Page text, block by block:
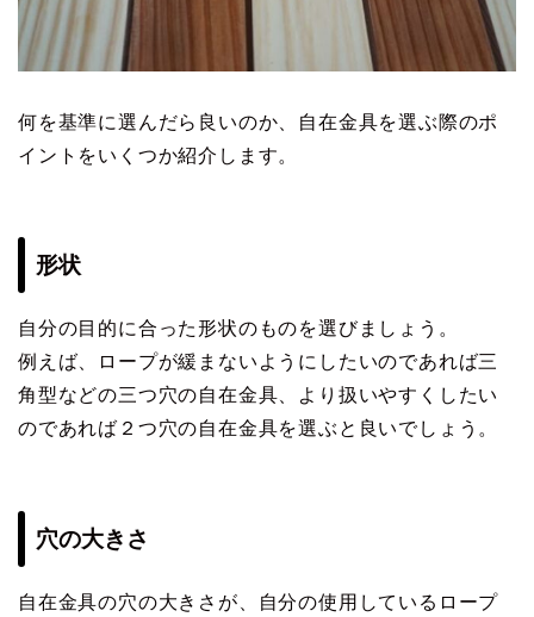
何を基準に選んだら良いのか、自在金具を選ぶ際のポ
イントをいくつか紹介します。
形状
自分の目的に合った形状のものを選びましょう。
例えば、ロープが緩まないようにしたいのであれば三
角型などの三つ穴の自在金具、より扱いやすくしたい
のであれば２つ穴の自在金具を選ぶと良いでしょう。
穴の大きさ
自在金具の穴の大きさが、自分の使用しているロープ